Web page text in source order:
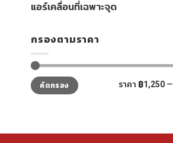
แอร์เคลื่อนที่เฉพาะจุด
กรองตามราคา
ราคา
ต่ำ
สุด
ราคา
สูงสุดคัดกรอง ราคา ฿1,250—